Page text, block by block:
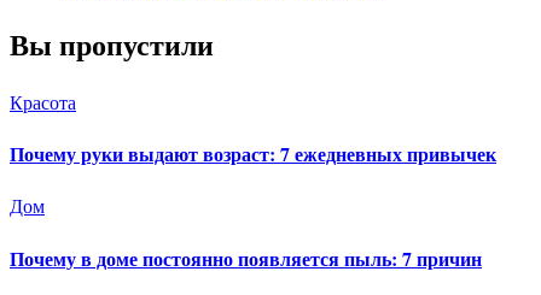
Вы пропустили
Красота
Почему руки выдают возраст: 7 ежедневных привычек
Дом
Почему в доме постоянно появляется пыль: 7 причин